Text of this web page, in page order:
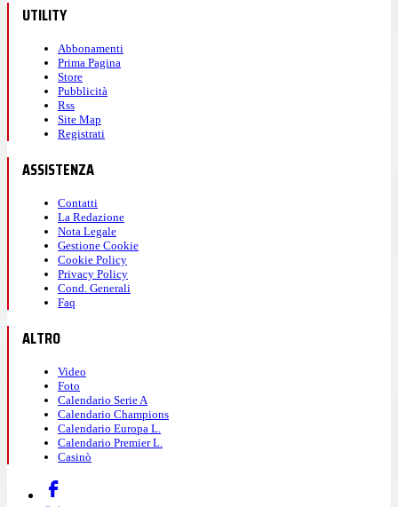
UTILITY
Abbonamenti
Prima Pagina
Store
Pubblicità
Rss
Site Map
Registrati
ASSISTENZA
Contatti
La Redazione
Nota Legale
Gestione Cookie
Cookie Policy
Privacy Policy
Cond. Generali
Faq
ALTRO
Video
Foto
Calendario Serie A
Calendario Champions
Calendario Europa L.
Calendario Premier L.
Casinò